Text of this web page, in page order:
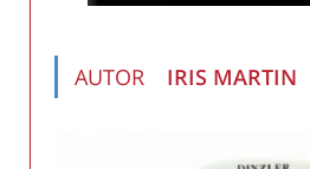
AUTOR IRIS MARTIN